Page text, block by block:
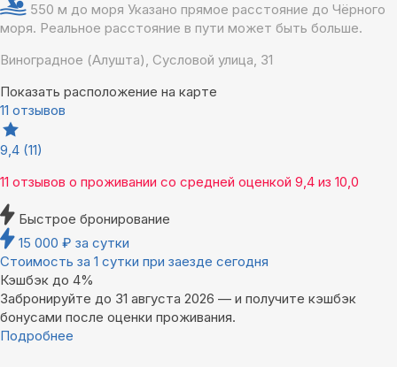
550 м до моря Указано прямое расстояние до Чёрного
моря. Реальное расстояние в пути может быть больше.
Виноградное (Алушта), Сусловой улица, 31
Показать расположение на карте
11 отзывов
9,4 (11)
11 отзывов о проживании со средней оценкой 9,4 из 10,0
Быстрое бронирование
15 000 ₽ за сутки
Стоимость за 1 сутки при заезде сегодня
Кэшбэк до 4%
Забронируйте до 31 августа 2026 — и получите кэшбэк
бонусами после оценки проживания.
Подробнее